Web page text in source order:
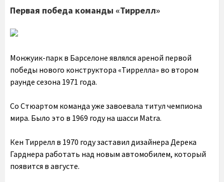
Первая победа команды «Тиррелл»
Монжуик-парк в Барселоне являлся ареной первой
победы нового конструктора «Тиррелла» во втором
раунде сезона 1971 года.
Со Стюартом команда уже завоевала титул чемпиона
мира. Было это в 1969 году на шасси Matra.
Кен Тиррелл в 1970 году заставил дизайнера Дерека
Гарднера работать над новым автомобилем, который
появится в августе.